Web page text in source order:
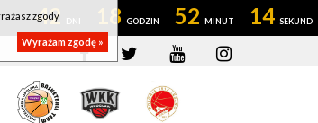
42 18 52 14
zgody
Wyrażam zgodę »